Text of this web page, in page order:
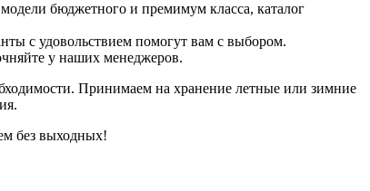
бюджетного и премимум класса, каталог
с удовольствием помогут вам с выбором.
у наших менеджеров.
Принимаем на хранение летные или зимние
без выходных!